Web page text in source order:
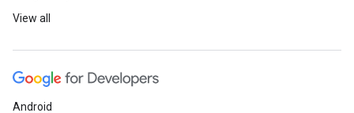
View all
Android